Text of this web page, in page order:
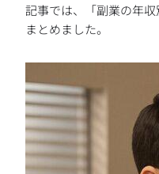
記事では、「副業の年
まとめました。